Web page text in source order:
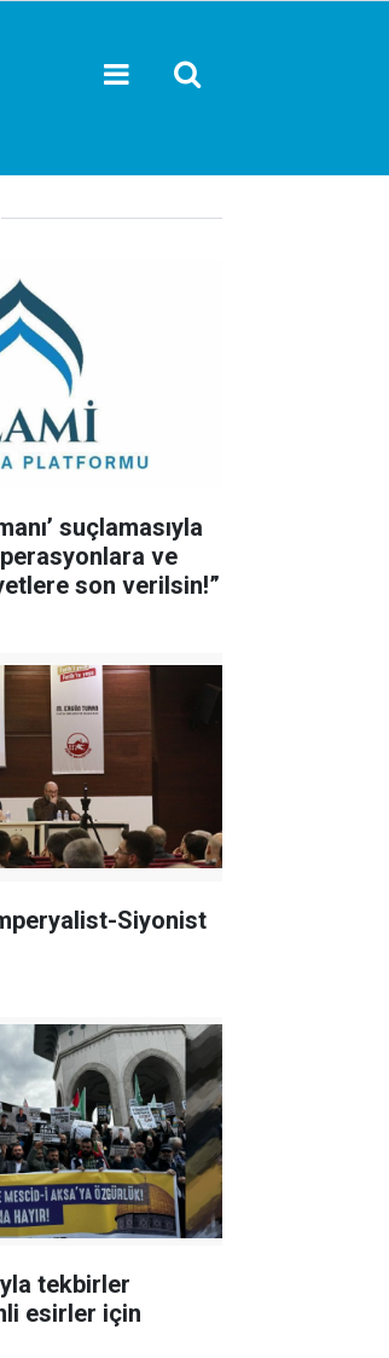
suçlamasıyla
ve
son verilsin!”
Siyonist
tekbirler
esirler için